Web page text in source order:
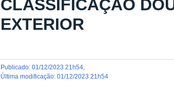
CLASSIFICAÇÃO
EXTERIOR
publicado:01/12/2023 21h54
última modificação:01/12/2023 21h54